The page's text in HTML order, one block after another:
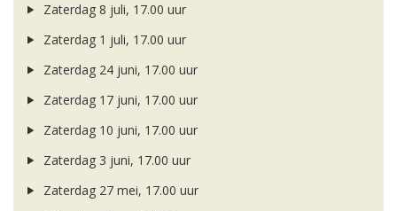
Zaterdag 8 juli, 17.00 uur
Zaterdag 1 juli, 17.00 uur
Zaterdag 24 juni, 17.00 uur
Zaterdag 17 juni, 17.00 uur
Zaterdag 10 juni, 17.00 uur
Zaterdag 3 juni, 17.00 uur
Zaterdag 27 mei, 17.00 uur